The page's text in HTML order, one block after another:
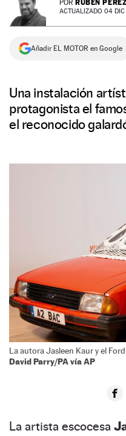
NEWSLETTER
SÍGUENOS
POR RUBÉN PÉREZ
ACTUALIZADO 04
Añadir EL MOTOR en Google
Una instalación
protagonista el
el reconocido
La autora Jasleen Kaur y el
David Parry/PA vía AP
La artista escocesa